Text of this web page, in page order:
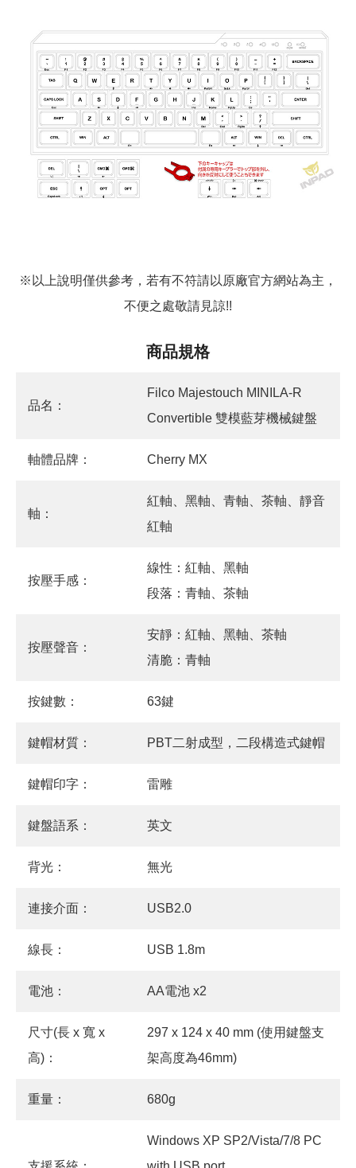
※以上說明僅供參考，若有不符請以原廠官方網站為主，
不便之處敬請見諒!!
商品規格
品名：
Filco Majestouch MINILA-R
Convertible 雙模藍芽機械鍵盤
軸體品牌： Cherry MX
軸：
紅軸、黑軸、青軸、茶軸、靜音
紅軸
按壓手感：
線性：紅軸、黑軸
段落：青軸、茶軸
按壓聲音：
安靜：紅軸、黑軸、茶軸
清脆：青軸
按鍵數： 63鍵
鍵帽材質： PBT二射成型，二段構造式鍵帽
鍵帽印字： 雷雕
鍵盤語系： 英文
背光： 無光
連接介面： USB2.0
線長： USB 1.8m
電池： AA電池 x2
尺寸(長 x 寬 x
高)：
297 x 124 x 40 mm (使用鍵盤支
架高度為46mm)
重量： 680g
Windows XP SP2/Vista/7/8 PC